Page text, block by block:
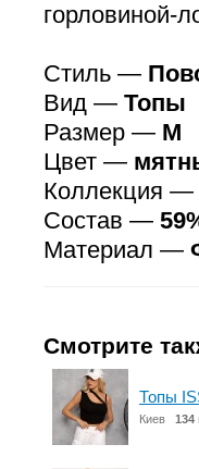
горловиной-
Стиль —
Вид — Топы
Размер — M
Цвет —
Коллекция —
Состав —
Материал —
Смотрите
Топы
Киев 134